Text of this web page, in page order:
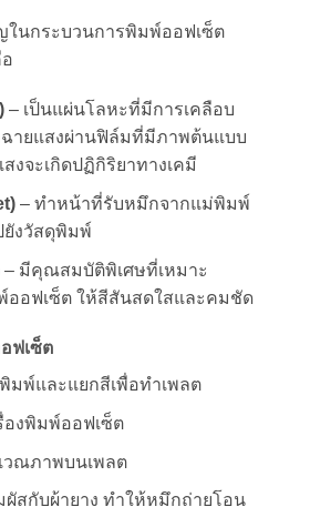
ในกระบวนการพิมพ์ออฟเซ็ต
– เป็นแผ่นโลหะที่มีการเคลือบ
ฉายแสงผ่านฟิล์มที่มีภาพต้นแบบ
งจะเกิดปฏิกิริยาทางเคมี
– ทำหน้าที่รับหมึกจากแม่พิมพ์
ยังวัสดุพิมพ์
– มีคุณสมบัติพิเศษที่เหมาะ
ออฟเซ็ต ให้สีสันสดใสและคมชัด
ฟเซ็ต
มพ์และแยกสีเพื่อทำเพลต
องพิมพ์ออฟเซ็ต
วณภาพบนเพลต
สกับผ้ายาง ทำให้หมึกถ่ายโอน